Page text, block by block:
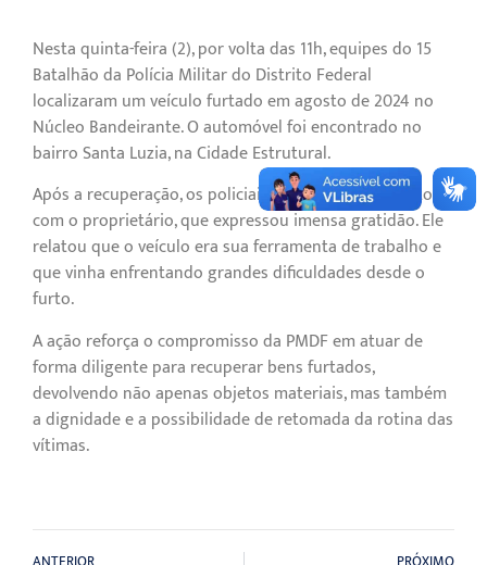
Nesta quinta-feira (2), por volta das 11h, equipes do 15º
Batalhão da Polícia Militar do Distrito Federal
localizaram um veículo furtado em agosto de 2024 no
Núcleo Bandeirante. O automóvel foi encontrado no
bairro Santa Luzia, na Cidade Estrutural.
Após a recuperação, os policiais entraram em contato
com o proprietário, que expressou imensa gratidão. Ele
relatou que o veículo era sua ferramenta de trabalho e
que vinha enfrentando grandes dificuldades desde o
furto.
A ação reforça o compromisso da PMDF em atuar de
forma diligente para recuperar bens furtados,
devolvendo não apenas objetos materiais, mas também
a dignidade e a possibilidade de retomada da rotina das
vítimas.